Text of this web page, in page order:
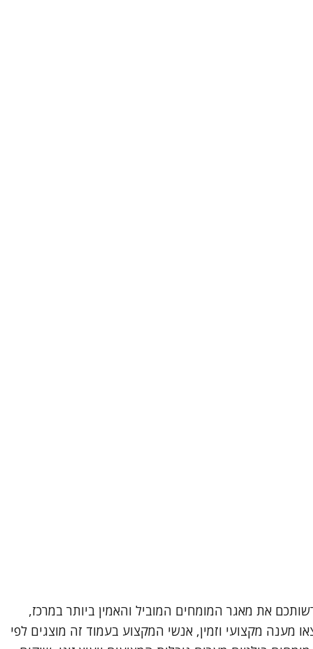
את מאגר המומחים המוביל והאמין ביותר במרכז,
מענה מקצועי וזמין, אנשי המקצוע בעמוד זה מוצגים לפי